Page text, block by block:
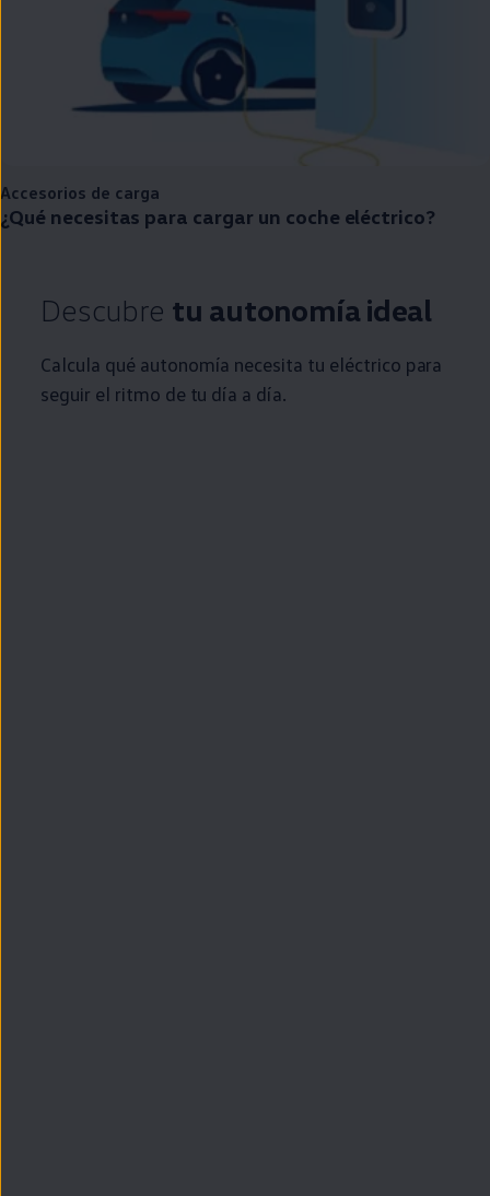
Accesorios de carga
¿Qué necesitas para cargar un coche eléctrico?
Descubre tu autonomía ideal
Calcula qué autonomía necesita tu eléctrico para
seguir el ritmo de tu día a día.